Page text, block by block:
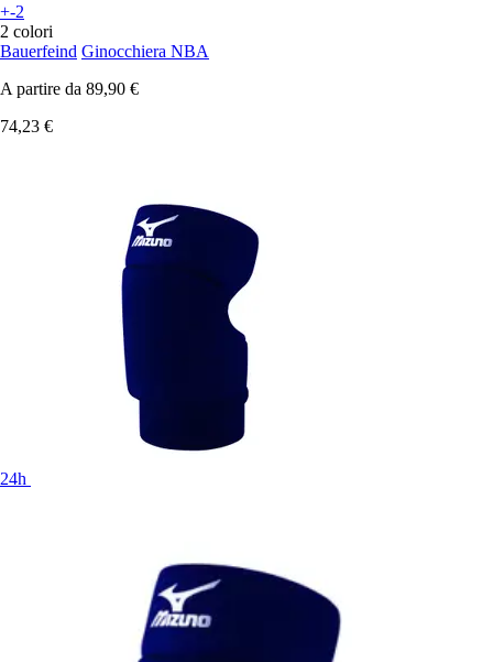
+-2
2 colori
Bauerfeind Ginocchiera NBA
A partire da 89,90 €
74,23 €
24h